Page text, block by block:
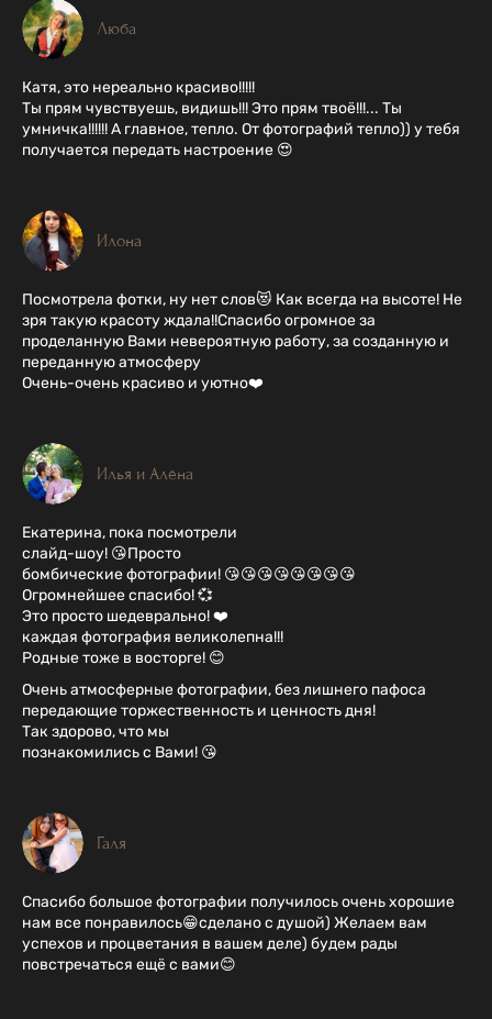
Люба
Катя, это нереально красиво!!!!!
Ты прям чувствуешь, видишь!!! Это прям твоё!!!... Ты
умничка!!!!!! А главное, тепло. От фотографий тепло)) у тебя
получается передать настроение 😍
Илона
Посмотрела фотки, ну нет слов😻 Как всегда на высоте! Не
зря такую красоту ждала!!Спасибо огромное за
проделанную Вами невероятную работу, за созданную и
переданную атмосферу
Очень-очень красиво и уютно❤️
Илья и Алёна
Екатерина, пока посмотрели
слайд-шоу! 😘Просто
бомбические фотографии! 😘😘😘😘😘😘😘😘
Огромнейшее спасибо! 💞
Это просто шедеврально! ❤️
каждая фотография великолепна!!!
Родные тоже в восторге! 😊
Очень атмосферные фотографии, без лишнего пафоса
передающие торжественность и ценность дня!
Так здорово, что мы
познакомились с Вами! 😘
Галя
Спасибо большое фотографии получилось очень хорошие
нам все понравилось😁сделано с душой) Желаем вам
успехов и процветания в вашем деле) будем рады
повстречаться ещё с вами😊